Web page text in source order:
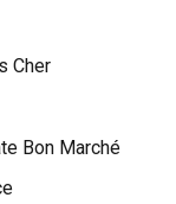
Cher
Bon Marché